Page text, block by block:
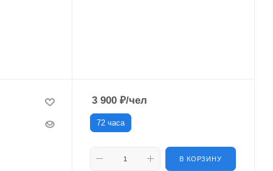
3 900 ₽/чел
72 часа
В КОРЗИНУ